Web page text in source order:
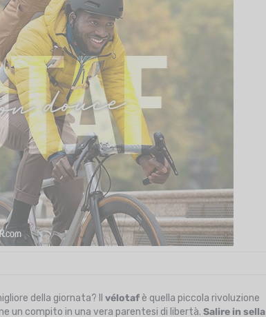
della giornata? Il vélotaf è quella piccola rivoluzione
un compito in una vera parentesi di libertà. Salire in sella